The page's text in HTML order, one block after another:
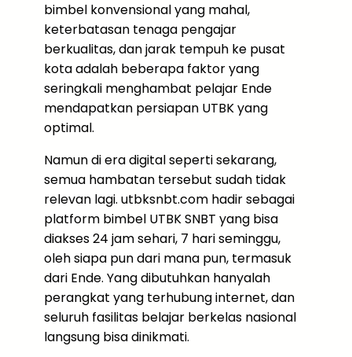
bimbel konvensional yang mahal,
keterbatasan tenaga pengajar
berkualitas, dan jarak tempuh ke pusat
kota adalah beberapa faktor yang
seringkali menghambat pelajar Ende
mendapatkan persiapan UTBK yang
optimal.
Namun di era digital seperti sekarang,
semua hambatan tersebut sudah tidak
relevan lagi. utbksnbt.com hadir sebagai
platform bimbel UTBK SNBT yang bisa
diakses 24 jam sehari, 7 hari seminggu,
oleh siapa pun dari mana pun, termasuk
dari Ende. Yang dibutuhkan hanyalah
perangkat yang terhubung internet, dan
seluruh fasilitas belajar berkelas nasional
langsung bisa dinikmati.